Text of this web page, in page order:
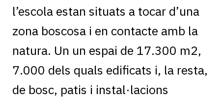
l’escola estan situats a tocar d’una
zona boscosa i en contacte amb la
natura. Un un espai de 17.300 m2,
7.000 dels quals edificats i, la resta,
de bosc, patis i instal·lacions